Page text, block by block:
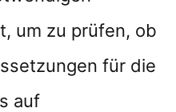
um zu prüfen, ob
für die
auf